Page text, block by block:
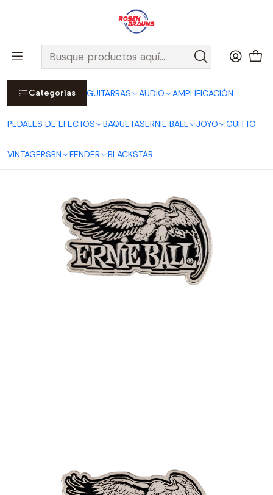
Categorías GUITARRAS AUDIO AMPLIFICACIÓN
PEDALES DE EFECTOS BAQUETASERNIE BALL JOYO GUITTO
VINTAGERSBN FENDER BLACKSTAR
Por compras sobre $25.000 en Santiago urbano, Colina o
Padre Hurtado, incluimos el despacho!
Ver Detalles
Inicio ERNIE BALL
MERCH ERNIE BALL
Piocha Pin Eagle All Silver Esmaltada P04028